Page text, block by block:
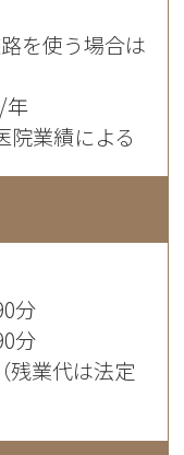
を使う場合は
業績による
分
分
業代は法定